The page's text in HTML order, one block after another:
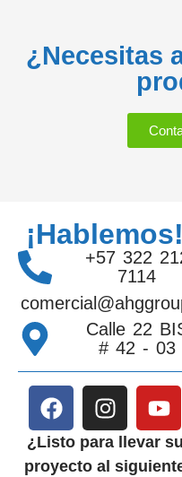
¿Necesitas
¡Hablemos!
+57 322
7114
Calle 22
# 42 - 03
¿Listo para llevar su
proyecto al